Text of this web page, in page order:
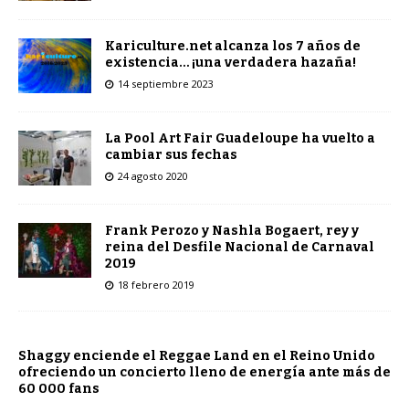
Kariculture.net alcanza los 7 años de
existencia… ¡una verdadera hazaña!
14 septiembre 2023
La Pool Art Fair Guadeloupe ha vuelto a
cambiar sus fechas
24 agosto 2020
Frank Perozo y Nashla Bogaert, rey y
reina del Desfile Nacional de Carnaval
2019
18 febrero 2019
Shaggy enciende el Reggae Land en el Reino Unido
ofreciendo un concierto lleno de energía ante más de
60 000 fans